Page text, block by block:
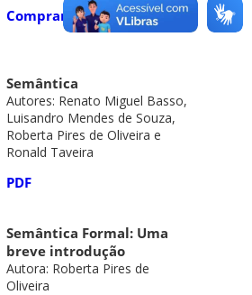
Comprar
Semântica
Autores: Renato Miguel Basso,
Luisandro Mendes de Souza,
Roberta Pires de Oliveira e
Ronald Taveira
PDF
Semântica Formal: Uma
breve introdução
Autora: Roberta Pires de
Oliveira